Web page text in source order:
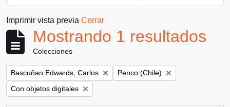
Imprimir vista previa Cerrar
Mostrando 1 resultados
Colecciones
Remove filter:
Bascuñan Edwards, Carlos Remove filter:
Penco (Chile)
Remove filter:
Con objetos digitales